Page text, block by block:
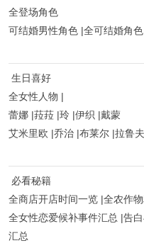
全登场角色
可结婚男性角色 |全可结婚角
生日喜好
全女性人物 |
蕾娜 |菈菈 |玲 |伊织 |戴蒙
艾米里欧 |乔治 |布莱尔 |拉鲁
必看秘籍
全商店开店时间一览 |全农作
全女性恋爱候补事件汇总 |告
汇总